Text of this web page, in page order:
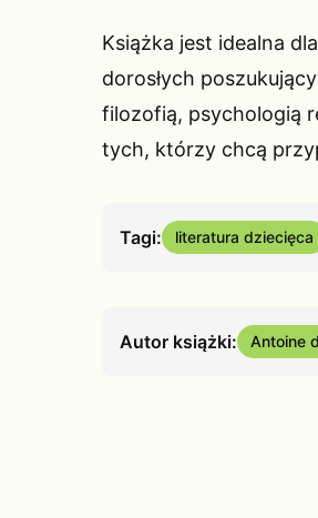
Książka jest idealna
dorosłych
filozofią, psychologią
tych, którzy chcą
Tagi: literatura dziecięca
Autor książki: Antoine